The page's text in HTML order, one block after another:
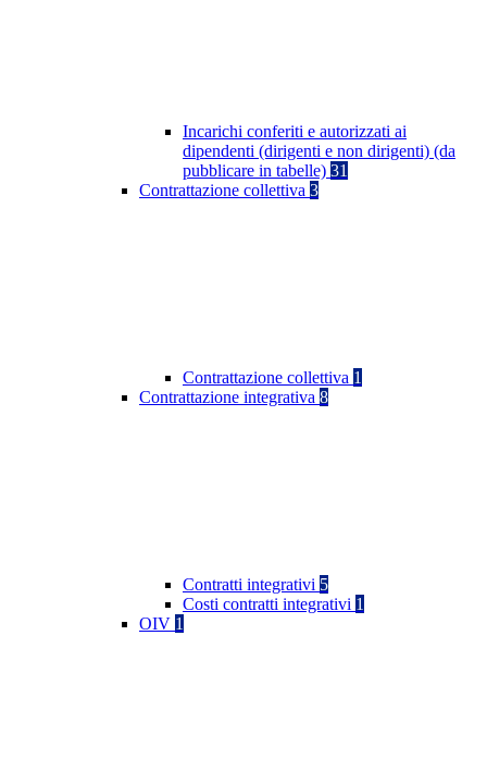
Incarichi conferiti e autorizzati ai
dipendenti (dirigenti e non dirigenti) (da
pubblicare in tabelle) 31
Contrattazione collettiva 3
Contrattazione collettiva 1
Contrattazione integrativa 8
Contratti integrativi 5
Costi contratti integrativi 1
OIV 1